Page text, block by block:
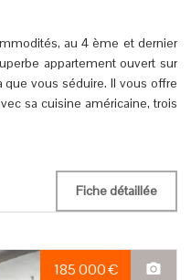
au 4 ème et dernier
appartement ouvert sur
que vous séduire. Il vous offre
sa cuisine américaine, trois
Fiche détaillée
185 000€